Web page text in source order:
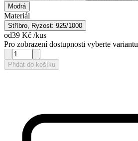
Modrá
Materiál
Stříbro, Ryzost: 925/1000
od39 Kč /kus
Pro zobrazení dostupnosti vyberte variantu
Přidat do košíku